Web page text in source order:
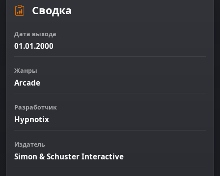
Сводка
Дата выхода
01.01.2000
Жанры
Arcade
Разработчик
Hypnotix
Издатель
Simon & Schuster Interactive